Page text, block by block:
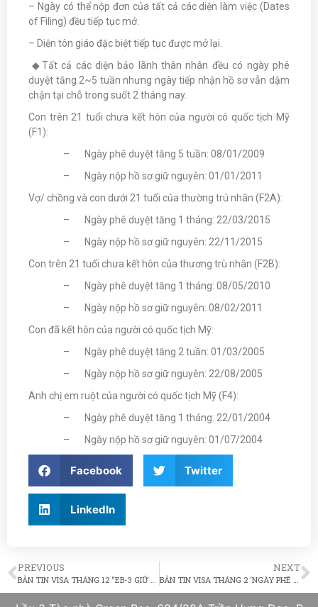
– Ngày có thể nộp đơn của tất cả các diện làm việc (Dates
of Filing) đều tiếp tục mở.
– Diện tôn giáo đặc biệt tiếp tục được mở lại.
◆Tất cả các diện bảo lãnh thân nhân đều có ngày phê
duyệt tăng 2~5 tuần nhưng ngày tiếp nhận hồ sơ vẫn dậm
chận tại chỗ trong suốt 2 tháng nay.
Con trên 21 tuổi chưa kết hôn của người có quốc tịch Mỹ
(F1):
– Ngày phê duyệt tăng 5 tuần: 08/01/2009
– Ngày nộp hồ sơ giữ nguyên: 01/01/2011
Vợ/ chồng và con dưới 21 tuổi của thường trú nhân (F2A):
– Ngày phê duyệt tăng 1 tháng: 22/03/2015
– Ngày nộp hồ sơ giữ nguyên: 22/11/2015
Con trên 21 tuổi chưa kết hôn của thương trù nhân (F2B):
– Ngày phê duyệt tăng 1 tháng: 08/05/2010
– Ngày nộp hồ sơ giữ nguyên: 08/02/2011
Con đã kết hôn của người có quốc tịch Mỹ:
– Ngày phê duyệt tăng 2 tuần: 01/03/2005
– Ngày nộp hồ sơ giữ nguyên: 22/08/2005
Anh chị em ruột của người có quốc tịch Mỹ (F4):
– Ngày phê duyệt tăng 1 tháng: 22/01/2004
– Ngày nộp hồ sơ giữ nguyên: 01/07/2004
Facebook Twitter
LinkedIn
PREVIOUS
BẢN TIN VISA THÁNG 12 “EB-3 GIỮ NGUYÊN NGÀY PHÊ DUYỆT, NGÀY TIẾP NHẬN MỞ LIÊN TỤC”
NEXT
BẢN TIN VISA THÁNG 2 ‘NGÀY PHÊ DUYỆT EB-3 TĂNG 2 THÁNG’